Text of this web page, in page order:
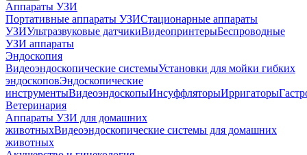
Аппараты УЗИ
Портативные аппараты УЗИСтационарные аппараты
УЗИУльтразвуковые датчикиВидеопринтерыБеспроводные
УЗИ аппараты
Эндоскопия
Видеоэндоскопические системыУстановки для мойки гибких
эндоскоповЭндоскопические
инструментыВидеоэндоскопыИнсуффляторыИрригаторы
Ветеринария
Аппараты УЗИ для домашних
животныхВидеоэндоскопические системы для домашних
животных